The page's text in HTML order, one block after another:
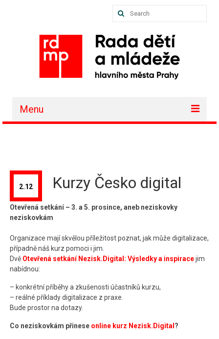
Search
Menu
Členské organizace
Vzdělávání
Půjčovna
Kontakt
2.12 Kurzy Česko digital
Otevřená setkání – 3. a 5. prosince, aneb neziskovky
neziskovkám
Organizace mají skvělou příležitost poznat, jak může digitalizace,
případně náš kurz pomoci i jim.
Dvě Otevřená setkání Nezisk.Digital: Výsledky a inspiracejim
nabídnou:
– konkrétní příběhy a zkušenosti účastníků kurzu,
– reálné příklady digitalizace z praxe.
Bude prostor na dotazy.
Co neziskovkám přinese online kurz Nezisk.Digital ?